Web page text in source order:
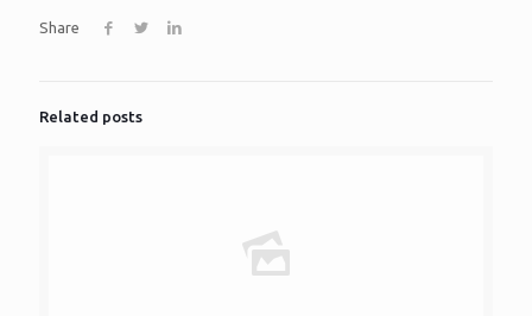
Share
Related posts